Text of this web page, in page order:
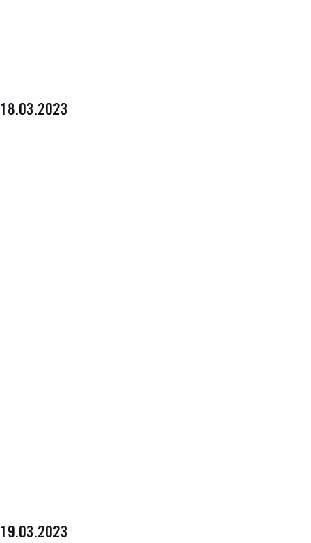
18.03.2023
19.03.2023